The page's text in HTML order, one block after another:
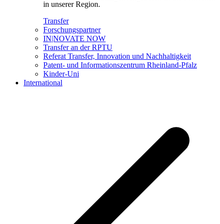
in unserer Region.
Transfer
Forschungspartner
IN|NOVATE NOW
Transfer an der RPTU
Referat Transfer, Innovation und Nachhaltigkeit
Patent- und Informationszentrum Rheinland-Pfalz
Kinder-Uni
International